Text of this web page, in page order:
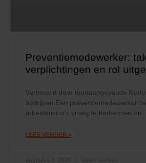
Preventiemedewerker:
verplichtingen en rol
Vertrouwd door toonaangevende
bedrijven Een preventiemedewerker
arbeidsrisico’s vroeg te herkennen en
LEES VERDER »